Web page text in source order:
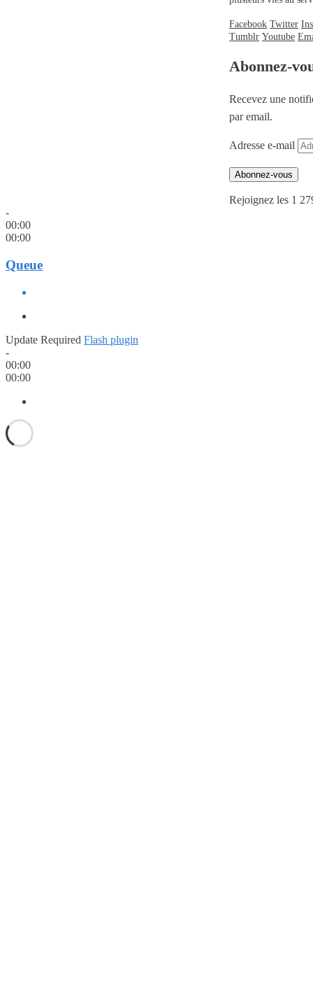
Facebook Twitter
Tumblr Youtube
Abonnez-
Recevez une
par email.
Adresse e-mail
Abonnez-vous
Rejoignez les 1
-
00:00
00:00
Queue
Update Required Flash plugin
-
00:00
00:00